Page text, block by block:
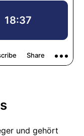
und gehört